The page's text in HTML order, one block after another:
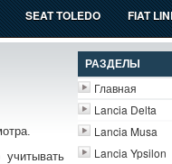
SEAT TOLEDO FIAT
РАЗДЕЛЫ
Главная
Lancia Delta
Lancia Musa
Lancia Ypsilon